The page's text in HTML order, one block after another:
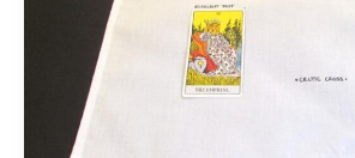
naučiti
gatati